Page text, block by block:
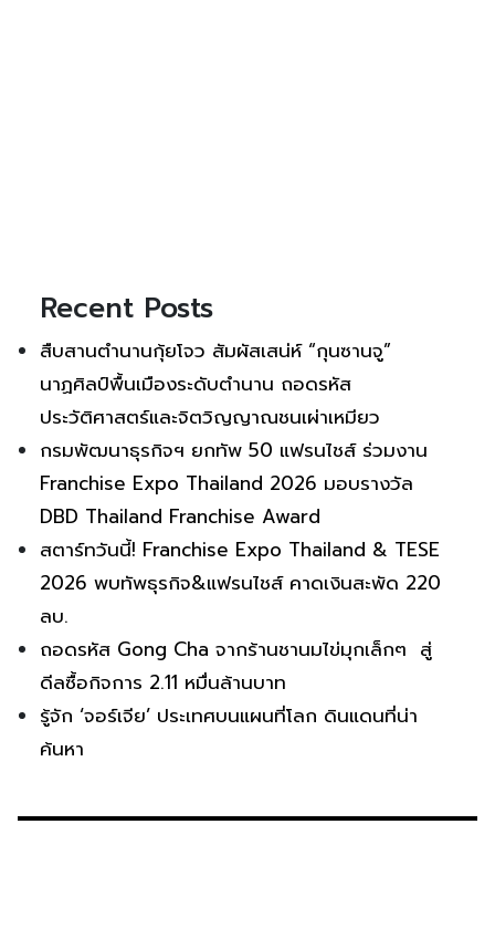
Recent Posts
สืบสานตำนานกุ้ยโจว สัมผัสเสน่ห์ “กุนซานจู”
นาฏศิลป์พื้นเมืองระดับตำนาน ถอดรหัส
ประวัติศาสตร์และจิตวิญญาณชนเผ่าเหมียว
กรมพัฒนาธุรกิจฯ ยกทัพ 50 แฟรนไชส์ ร่วมงาน
Franchise Expo Thailand 2026 มอบรางวัล
DBD Thailand Franchise Award
สตาร์ทวันนี้! Franchise Expo Thailand & TESE
2026 พบทัพธุรกิจ&แฟรนไชส์ คาดเงินสะพัด 220
ลบ.
ถอดรหัส Gong Cha จากร้านชานมไข่มุกเล็กๆ สู่
ดีลซื้อกิจการ 2.11 หมื่นล้านบาท
รู้จัก ‘จอร์เจีย’ ประเทศบนแผนที่โลก ดินแดนที่น่า
ค้นหา